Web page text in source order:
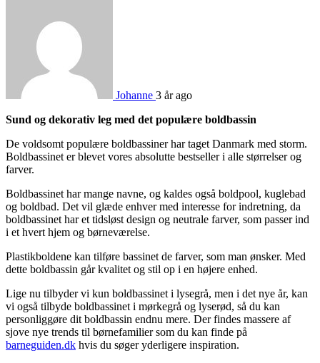
Johanne 3 år ago
Sund og dekorativ leg med det populære boldbassin
De voldsomt populære boldbassiner har taget Danmark med storm.
Boldbassinet er blevet vores absolutte bestseller i alle størrelser og
farver.
Boldbassinet har mange navne, og kaldes også boldpool, kuglebad
og boldbad. Det vil glæde enhver med interesse for indretning, da
boldbassinet har et tidsløst design og neutrale farver, som passer ind
i et hvert hjem og børneværelse.
Plastikboldene kan tilføre bassinet de farver, som man ønsker. Med
dette boldbassin går kvalitet og stil op i en højere enhed.
Lige nu tilbyder vi kun boldbassinet i lysegrå, men i det nye år, kan
vi også tilbyde boldbassinet i mørkegrå og lyserød, så du kan
personliggøre dit boldbassin endnu mere. Der findes massere af
sjove nye trends til børnefamilier som du kan finde på
barneguiden.dk hvis du søger yderligere inspiration.